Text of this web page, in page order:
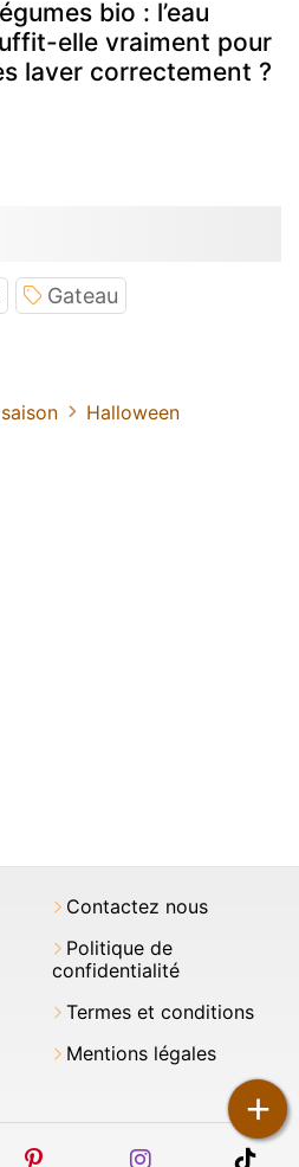
+
bio : l’eau
elle vraiment pour
laver correctement ?
Gateau
Halloween
Contactez nous
Politique de
confidentialité
Termes et conditions
Mentions légales
pinterest instagram